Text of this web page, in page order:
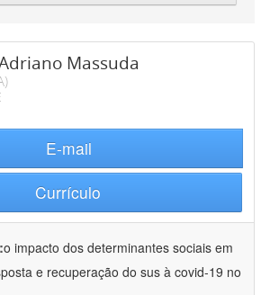
Massuda
E-mail
Currículo
o impacto dos determinantes sociais em
e recuperação do sus à covid-19 no